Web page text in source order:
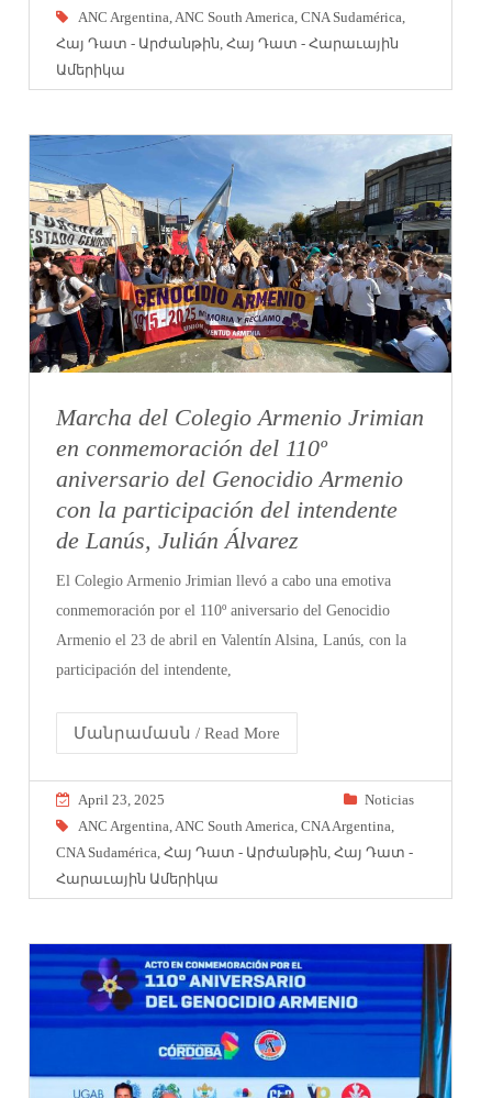
ANC Argentina ANC South America ,CNA Sudamérica
Հայ Դատ - Արժանթին ,Հայ Դատ - Հարաւային
Ամերիկա
Marcha del Colegio Armenio Jrimian
en conmemoración del 110º
aniversario del Genocidio Armenio
con la participación del intendente
de Lanús, Julián Álvarez
El Colegio Armenio Jrimian llevó a cabo una emotiva
conmemoración por el 110º aniversario del Genocidio
Armenio el 23 de abril en Valentín Alsina, Lanús, con la
participación del intendente,
Մանրամասն / Read More
April 23, 2025
Noticias
ANC Argentina ANC South America ,CNA Argentina
CNA Sudamérica ,Հայ Դատ - Արժանթին ,Հայ Դատ -
Հարաւային Ամերիկա